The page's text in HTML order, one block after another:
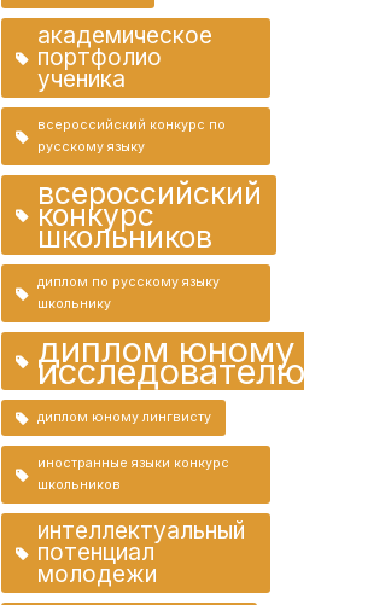
академическое
портфолио
ученика
всероссийский конкурс по
русскому языку
всероссийский
конкурс
школьников
диплом по русскому языку
школьнику
диплом юному
исследователю
диплом юному лингвисту
иностранные языки конкурс
школьников
интеллектуальный
потенциал
молодежи